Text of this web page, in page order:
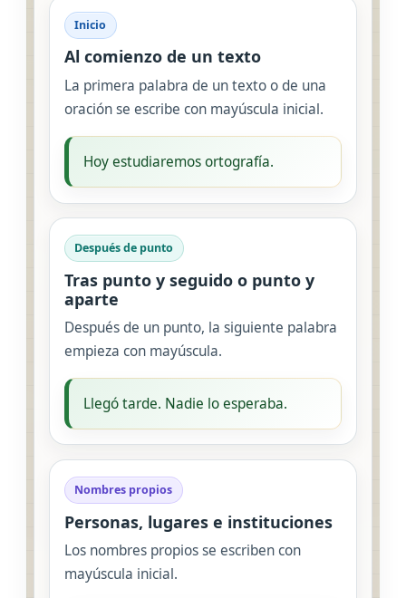
Inicio
Al comienzo de un texto
La primera palabra de un texto o de una
oración se escribe con mayúscula inicial.
Hoy estudiaremos ortografía.
Después de punto
Tras punto y seguido o punto y
aparte
Después de un punto, la siguiente palabra
empieza con mayúscula.
Llegó tarde. Nadie lo esperaba.
Nombres propios
Personas, lugares e instituciones
Los nombres propios se escriben con
mayúscula inicial.